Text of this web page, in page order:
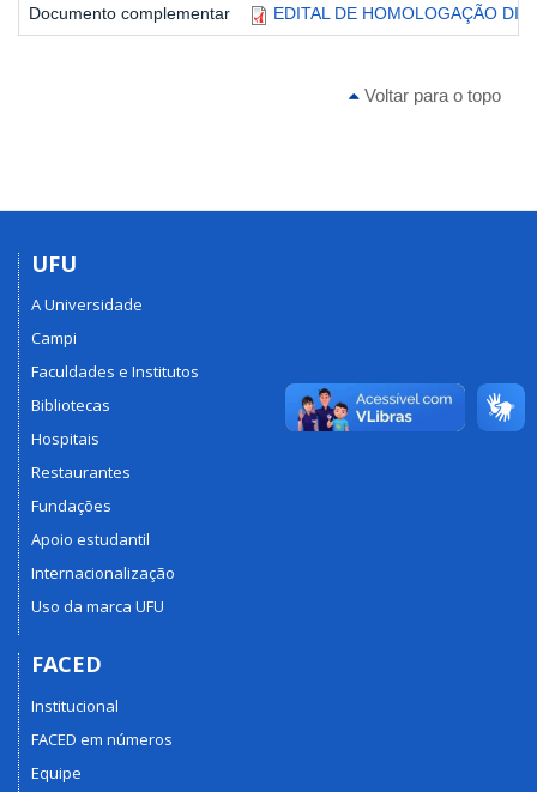
Documento complementar EDITAL DE HOMOLOGAÇÃO
Voltar para o topo
UFU
A Universidade
Campi
Faculdades e Institutos
Bibliotecas
Hospitais
Restaurantes
Fundações
Apoio estudantil
Internacionalização
Uso da marca UFU
FACED
Institucional
FACED em números
Equipe